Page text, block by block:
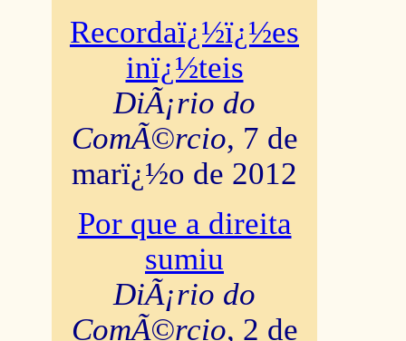
Recordaï¿½ï¿½es
inï¿½teis
DiÃ¡rio do
ComÃ©rcio, 7 de
marï¿½o de 2012
Por que a direita
sumiu
DiÃ¡rio do
ComÃ©rcio, 2 de